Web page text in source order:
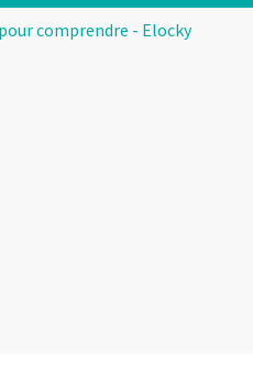
comprendre - Elocky